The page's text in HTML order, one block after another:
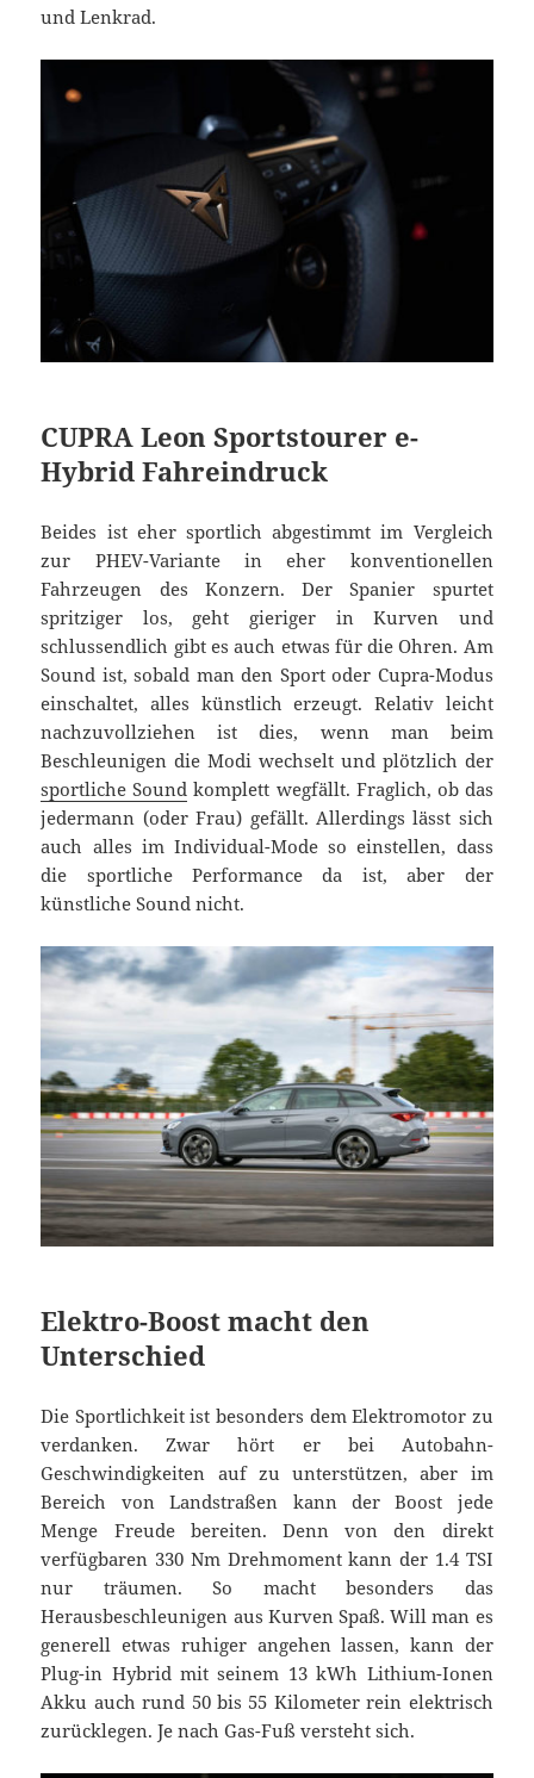
und Lenkrad.
CUPRA Leon Sportstourer e-
Hybrid Fahreindruck
Beides ist eher sportlich abgestimmt im Vergleich
zur PHEV-Variante in eher konventionellen
Fahrzeugen des Konzern. Der Spanier spurtet
spritziger los, geht gieriger in Kurven und
schlussendlich gibt es auch etwas für die Ohren. Am
Sound ist, sobald man den Sport oder Cupra-Modus
einschaltet, alles künstlich erzeugt. Relativ leicht
nachzuvollziehen ist dies, wenn man beim
Beschleunigen die Modi wechselt und plötzlich der
sportliche Sound komplett wegfällt. Fraglich, ob das
jedermann (oder Frau) gefällt. Allerdings lässt sich
auch alles im Individual-Mode so einstellen, dass
die sportliche Performance da ist, aber der
künstliche Sound nicht.
Elektro-Boost macht den
Unterschied
Die Sportlichkeit ist besonders dem Elektromotor zu
verdanken. Zwar hört er bei Autobahn-
Geschwindigkeiten auf zu unterstützen, aber im
Bereich von Landstraßen kann der Boost jede
Menge Freude bereiten. Denn von den direkt
verfügbaren 330 Nm Drehmoment kann der 1.4 TSI
nur träumen. So macht besonders das
Herausbeschleunigen aus Kurven Spaß. Will man es
generell etwas ruhiger angehen lassen, kann der
Plug-in Hybrid mit seinem 13 kWh Lithium-Ionen
Akku auch rund 50 bis 55 Kilometer rein elektrisch
zurücklegen. Je nach Gas-Fuß versteht sich.